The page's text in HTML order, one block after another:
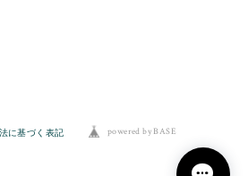
に基づく表記 powered by BASE